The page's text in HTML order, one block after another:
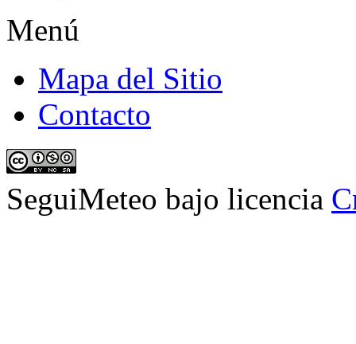
Menú
Mapa del Sitio
Contacto
SeguiMeteo bajo licencia